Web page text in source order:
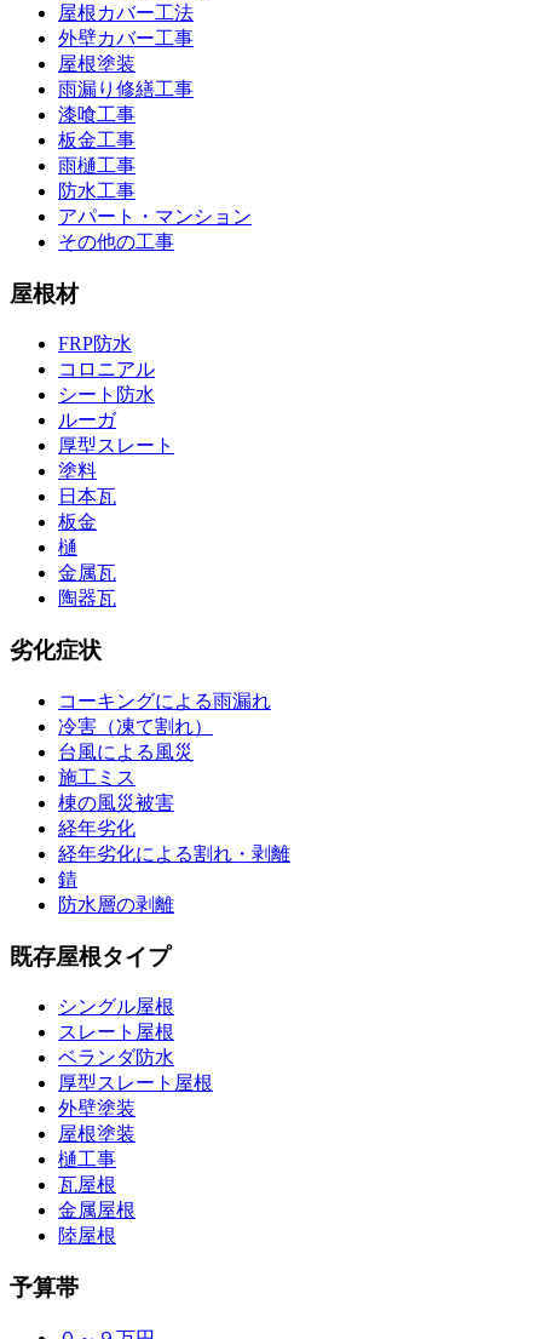
屋根カバー工法
外壁カバー工事
屋根塗装
雨漏り修繕工事
漆喰工事
板金工事
雨樋工事
防水工事
アパート・マンション
その他の工事
屋根材
FRP防水
コロニアル
シート防水
ルーガ
厚型スレート
塗料
日本瓦
板金
樋
金属瓦
陶器瓦
劣化症状
コーキングによる雨漏れ
冷害（凍て割れ）
台風による風災
施工ミス
棟の風災被害
経年劣化
経年劣化による割れ・剥離
錆
防水層の剥離
既存屋根タイプ
シングル屋根
スレート屋根
ベランダ防水
厚型スレート屋根
外壁塗装
屋根塗装
樋工事
瓦屋根
金属屋根
陸屋根
予算帯